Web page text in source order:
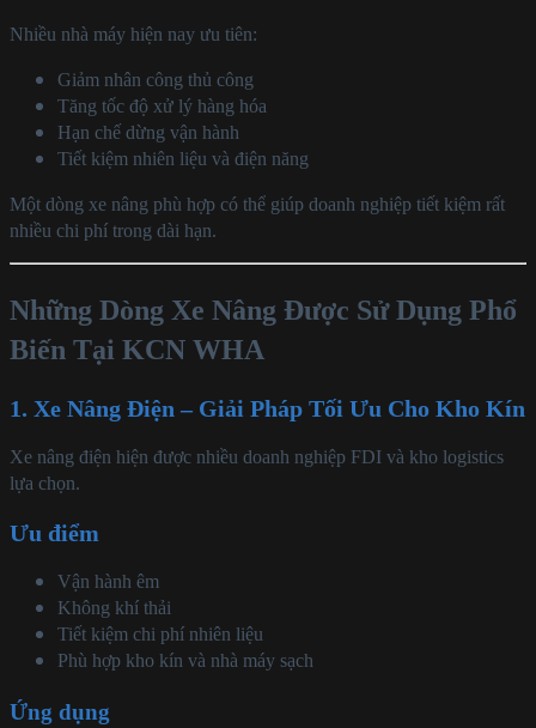
Nhiều nhà máy hiện nay ưu tiên:
Giảm nhân công thủ công
Tăng tốc độ xử lý hàng hóa
Hạn chế dừng vận hành
Tiết kiệm nhiên liệu và điện năng
Một dòng xe nâng phù hợp có thể giúp doanh nghiệp tiết kiệm rất
nhiều chi phí trong dài hạn.
Những Dòng Xe Nâng Được Sử Dụng Phổ
Biến Tại KCN WHA
1. Xe Nâng Điện – Giải Pháp Tối Ưu Cho Kho Kín
Xe nâng điện hiện được nhiều doanh nghiệp FDI và kho logistics
lựa chọn.
Ưu điểm
Vận hành êm
Không khí thải
Tiết kiệm chi phí nhiên liệu
Phù hợp kho kín và nhà máy sạch
Ứng dụng